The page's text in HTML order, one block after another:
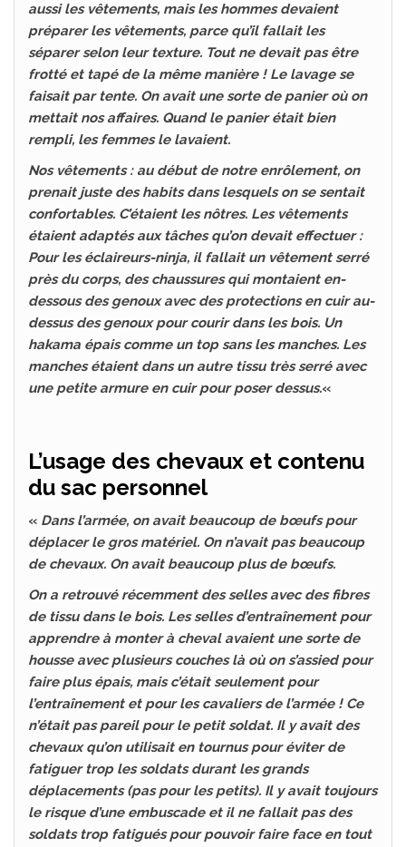
aussi les vêtements, mais les hommes devaient
préparer les vêtements, parce qu’il fallait les
séparer selon leur texture. Tout ne devait pas être
frotté et tapé de la même manière ! Le lavage se
faisait par tente. On avait une sorte de panier où on
mettait nos affaires. Quand le panier était bien
rempli, les femmes le lavaient.
Nos vêtements : au début de notre enrôlement, on
prenait juste des habits dans lesquels on se sentait
confortables. C’étaient les nôtres. Les vêtements
étaient adaptés aux tâches qu’on devait effectuer :
Pour les éclaireurs-ninja, il fallait un vêtement serré
près du corps, des chaussures qui montaient en-
dessous des genoux avec des protections en cuir au-
dessus des genoux pour courir dans les bois. Un
hakama épais comme un top sans les manches. Les
manches étaient dans un autre tissu très serré avec
une petite armure en cuir pour poser dessus.«
L’usage des chevaux et contenu
du sac personnel
« Dans l’armée, on avait beaucoup de bœufs pour
déplacer le gros matériel. On n’avait pas beaucoup
de chevaux. On avait beaucoup plus de bœufs.
On a retrouvé récemment des selles avec des fibres
de tissu dans le bois. Les selles d’entraînement pour
apprendre à monter à cheval avaient une sorte de
housse avec plusieurs couches là où on s’assied pour
faire plus épais, mais c’était seulement pour
l’entraînement et pour les cavaliers de l’armée ! Ce
n’était pas pareil pour le petit soldat. Il y avait des
chevaux qu’on utilisait en tournus pour éviter de
fatiguer trop les soldats durant les grands
déplacements (pas pour les petits). Il y avait toujours
le risque d’une embuscade et il ne fallait pas des
soldats trop fatigués pour pouvoir faire face en tout